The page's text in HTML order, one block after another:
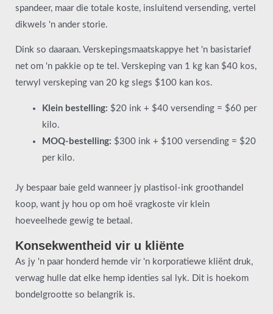
spandeer, maar die totale koste, insluitend versending, vertel
dikwels 'n ander storie.
Dink so daaraan. Verskepingsmaatskappye het 'n basistarief
net om 'n pakkie op te tel. Verskeping van 1 kg kan $40 kos,
terwyl verskeping van 20 kg slegs $100 kan kos.
Klein bestelling: $20 ink + $40 versending = $60 per
kilo.
MOQ-bestelling: $300 ink + $100 versending = $20
per kilo.
Jy bespaar baie geld wanneer jy plastisol-ink groothandel
koop, want jy hou op om hoë vragkoste vir klein
hoeveelhede gewig te betaal.
Konsekwentheid vir u kliënte
As jy 'n paar honderd hemde vir 'n korporatiewe kliënt druk,
verwag hulle dat elke hemp identies sal lyk. Dit is hoekom
bondelgrootte so belangrik is.